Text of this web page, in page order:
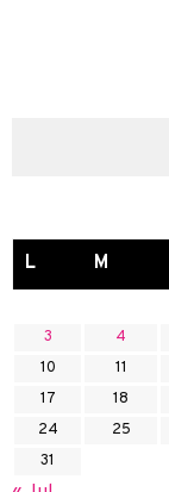
L M
3
4
10
11
17
18
24
25
31